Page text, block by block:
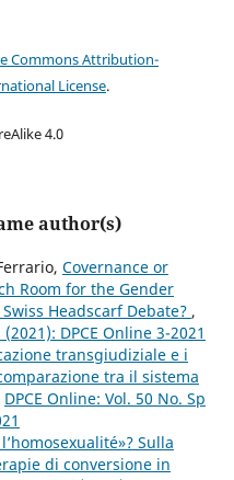
Commons Attribution-
License.
4.0
author(s)
Covernance or
Room for the Gender
Headscarf Debate? ,
DPCE Online 3-2021
transgiudiziale e i
tra il sistema
DPCE Online: Vol. 50 No. Sp
Sulla
di conversione in